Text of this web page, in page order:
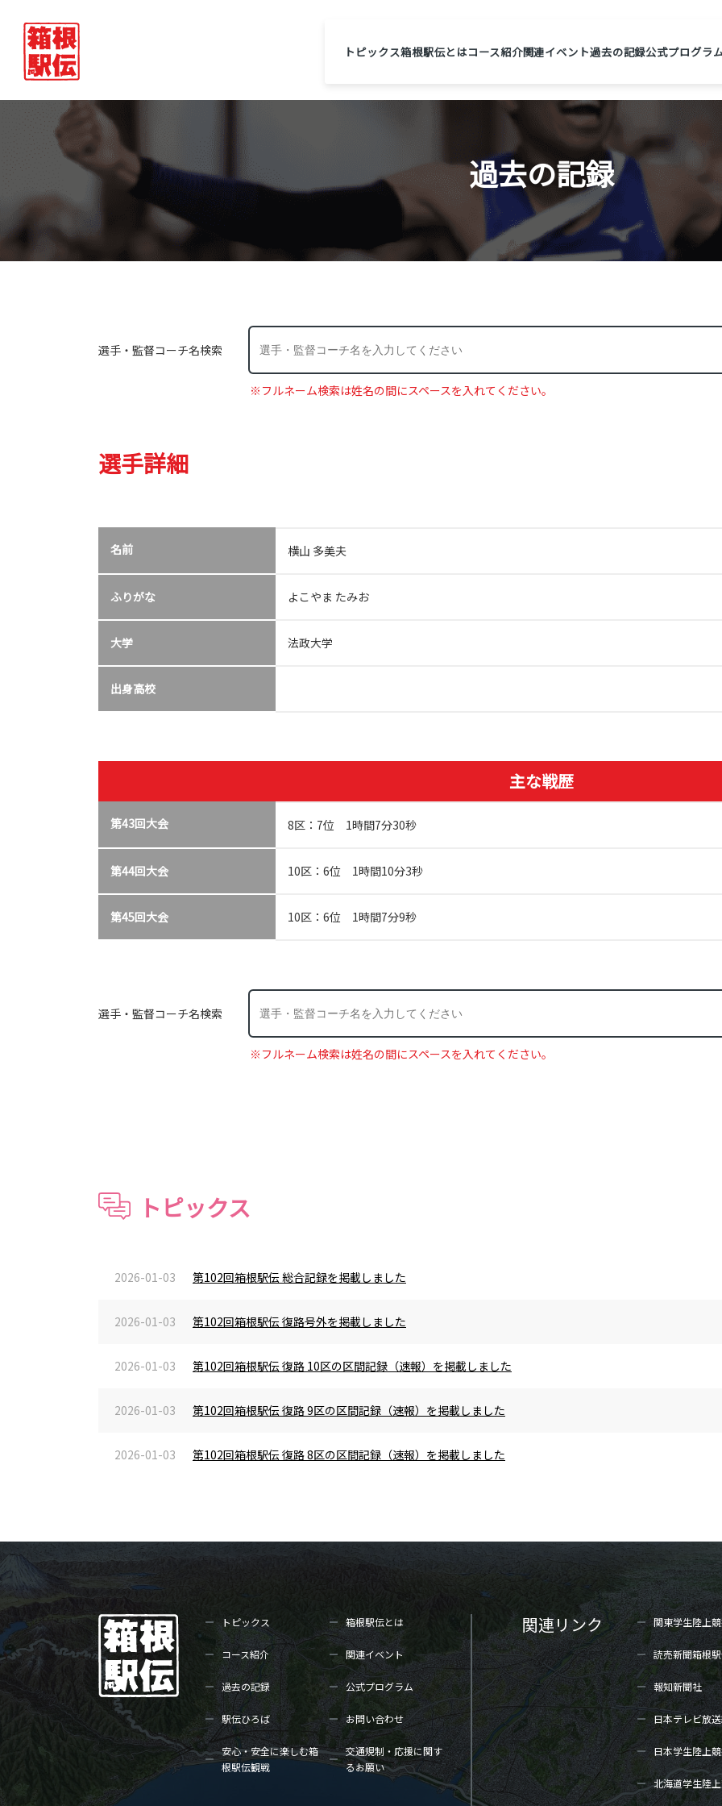
トピックス箱根駅伝とはコース紹介関連イベント過去の記録公式プログラ
過去の記録
選手・監督コーチ名検索
※フルネーム検索は姓名の間にスペースを入れてください。
選手詳細
名前 横山 多美夫
ふりがな よこやま たみお
大学 法政大学
出身高校
主な戦歴
第43回大会 8区：7位 1時間7分30秒
第44回大会 10区：6位 1時間10分3秒
第45回大会 10区：6位 1時間7分9秒
選手・監督コーチ名検索
※フルネーム検索は姓名の間にスペースを入れてください。
トピックス
2026-01-03 第102回箱根駅伝 総合記録を掲載しました
2026-01-03 第102回箱根駅伝 復路号外を掲載しました
2026-01-03 第102回箱根駅伝 復路 10区の区間記録（速報）を掲載しました
2026-01-03 第102回箱根駅伝 復路 9区の区間記録（速報）を掲載しました
2026-01-03 第102回箱根駅伝 復路 8区の区間記録（速報）を掲載しました
トピックス 箱根駅伝とは
コース紹介 関連イベント
過去の記録 公式プログラム
駅伝ひろば お問い合わせ
安心・安全に楽しむ箱
根駅伝観戦
交通規制・応援に関す
るお願い
関連リンク 関東学生陸上
読売新聞箱根
報知新聞社
日本テレビ放
日本学生陸上
北海道学生陸上